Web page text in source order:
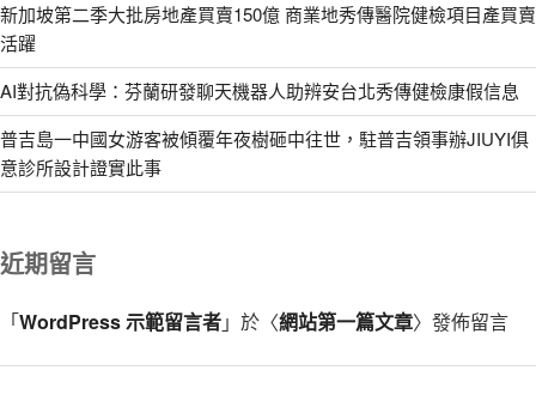
新加坡第二季大批房地產買賣150億 商業地秀傳醫院健檢項目產買賣
活躍
AI對抗偽科學：芬蘭研發聊天機器人助辨安台北秀傳健檢康假信息
普吉島一中國女游客被傾覆年夜樹砸中往世，駐普吉領事辦JIUYI俱
意診所設計證實此事
近期留言
「WordPress 示範留言者」於〈網站第一篇文章〉發佈留言